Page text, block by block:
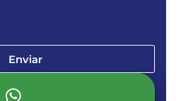
Enviar